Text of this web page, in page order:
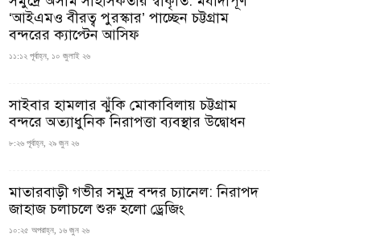
‘আইএমও বীরত্ব পুরস্কার’ পাচ্ছেন চট্টগ্রাম
বন্দরের ক্যাপ্টেন আসিফ
১১:১২ পূর্বাহ্ন, ১০ জুলাই ২৬
সাইবার হামলার ঝুঁকি মোকাবিলায় চট্টগ্রাম
বন্দরে অত্যাধুনিক নিরাপত্তা ব্যবস্থার উদ্বোধন
৮:২৬ পূর্বাহ্ন, ২৯ জুন ২৬
মাতারবাড়ী গভীর সমুদ্র বন্দর চ্যানেল: নিরাপদ
জাহাজ চলাচলে শুরু হলো ড্রেজিং
১০:২৫ অপরাহ্ন, ১৬ জুন ২৬